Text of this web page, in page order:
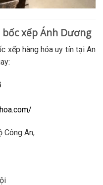
xếp Ánh Dương
xếp hàng hóa uy tín tại An
Công An,